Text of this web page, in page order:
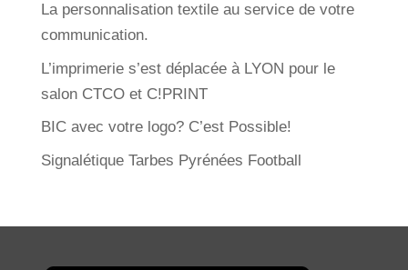
La personnalisation textile au service de votre
communication.
L’imprimerie s’est déplacée à LYON pour le
salon CTCO et C!PRINT
BIC avec votre logo? C’est Possible!
Signalétique Tarbes Pyrénées Football